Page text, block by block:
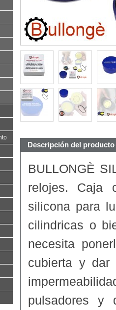
Descripción del producto
BULLONGÈ
relojes. Caja
silicona para
cilindricas o
necesita
cubierta y dar
pulsadores y